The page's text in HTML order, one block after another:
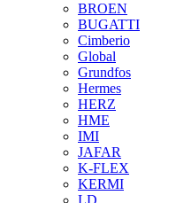
BROEN
BUGATTI
Cimberio
Global
Grundfos
Hermes
HERZ
HME
IMI
JAFAR
K-FLEX
KERMI
LD